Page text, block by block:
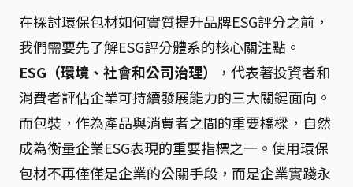
在探討環保包材如何實質提升品牌ESG評分之前，
我們需要先了解ESG評分體系的核心關注點。
ESG（環境、社會和公司治理）
，代表著投資者和
消費者評估企業可持續發展能力的三大關鍵面向。
而包裝，作為產品與消費者之間的重要橋樑，自然
成為衡量企業ESG表現的重要指標之一。使用環保
包材不再僅僅是企業的公關手段，而是企業實踐永